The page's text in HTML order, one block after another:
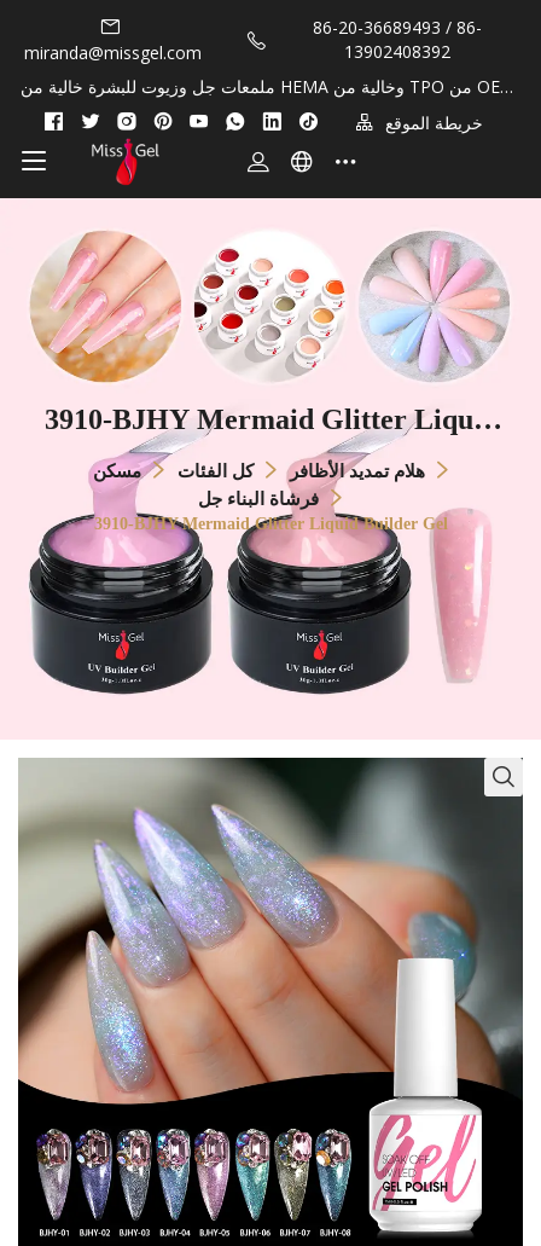
miranda@missgel.com
86-20-36689493 / 86-
13902408392
ملمعات جل وزيوت للبشرة خالية من HEMA وخالية من TPO من OEM/
Private Lable!
خريطة الموقع
3910-BJHY Mermaid Glitter Liquid
Builder Gel
مسكن كل الفئات
هلام تمديد الأظافر
فرشاة البناء جل
3910-BJHY Mermaid Glitter Liquid Builder Gel